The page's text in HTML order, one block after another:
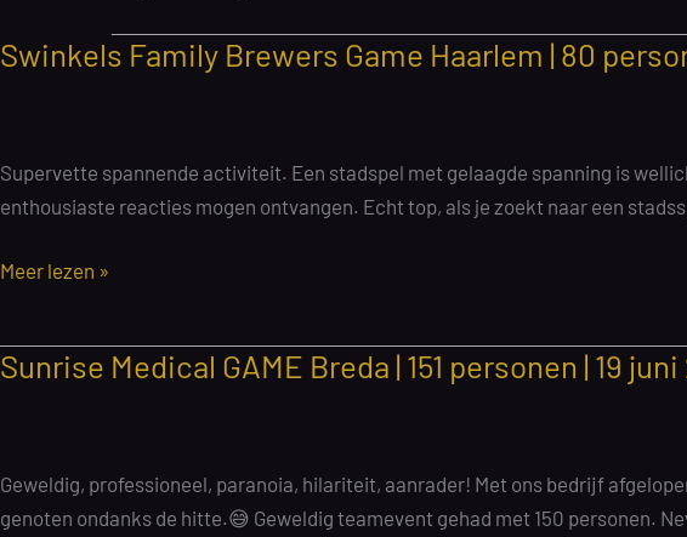
Swinkels Family Brewers Game Haarlem | 80
Supervette spannende activiteit. Een stadspel met gelaagde spanning is
enthousiaste reacties mogen ontvangen. Echt top, als je zoekt naar een
Swinkels
Game
80
personen
Meer lezen »
Sunrise Medical GAME Breda | 151 personen | 19
Geweldig, professioneel, paranoia, hilariteit, aanrader! Met ons bedrijf
genoten ondanks de hitte.😅 Geweldig teamevent gehad met 150 personen.